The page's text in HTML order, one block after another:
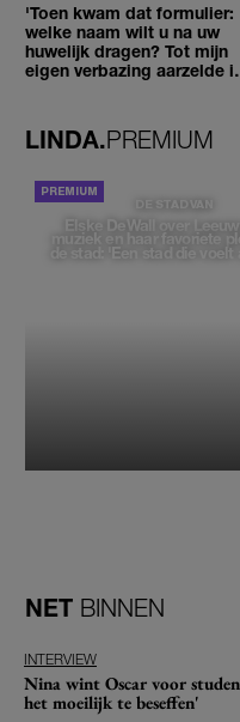
'Toen kwam dat formulier:
welke naam wilt u na uw
huwelijk dragen? Tot mijn
eigen verbazing aarzelde
LINDA.PREMIUM
DE STAD VAN
Elske DeWall over
muziek en haar favoriete
de stad: 'Een stad die voelt
NET BINNEN
INTERVIEW
Nina wint Oscar voor
het moeilijk te beseffen'